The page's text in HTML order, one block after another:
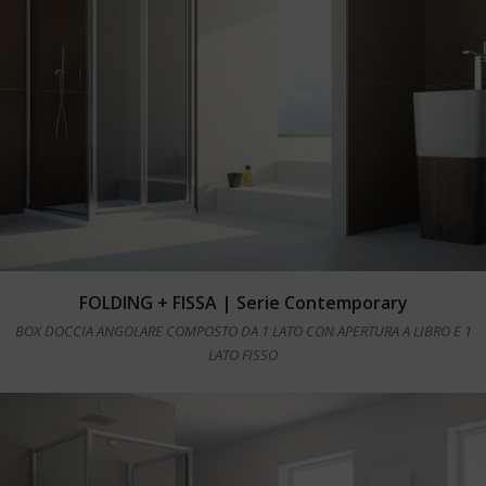
Leggi tutto
FOLDING + FISSA | Serie Contemporary
BOX DOCCIA ANGOLARE COMPOSTO DA 1 LATO CON APERTURA A LIBRO E 1
LATO FISSO